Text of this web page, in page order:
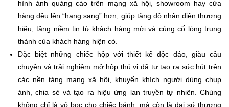
hình ảnh quảng cáo trên mạng xã hội, showroom hay cửa
hàng đều lên “hạng sang” hơn, giúp tăng độ nhận diện thương
hiệu, tăng niềm tin từ khách hàng mới và củng cố lòng trung
thành của khách hàng hiện có.
Đặc biệt những chiếc hộp với thiết kế độc đáo, giàu câu
chuyện và trải nghiệm mở hộp thú vị đã tự tạo ra sức hút trên
các nền tảng mạng xã hội, khuyến khích người dùng chụp
ảnh, chia sẻ và tạo ra hiệu ứng lan truyền tự nhiên. Chúng
không chỉ là vỏ bọc cho chiếc bánh, mà còn là đại sứ thương